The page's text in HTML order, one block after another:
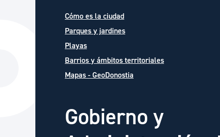
Cómo es la ciudad
Parques y jardines
Playas
Barrios y ámbitos territoriales
Mapas - GeoDonostia
Gobierno y